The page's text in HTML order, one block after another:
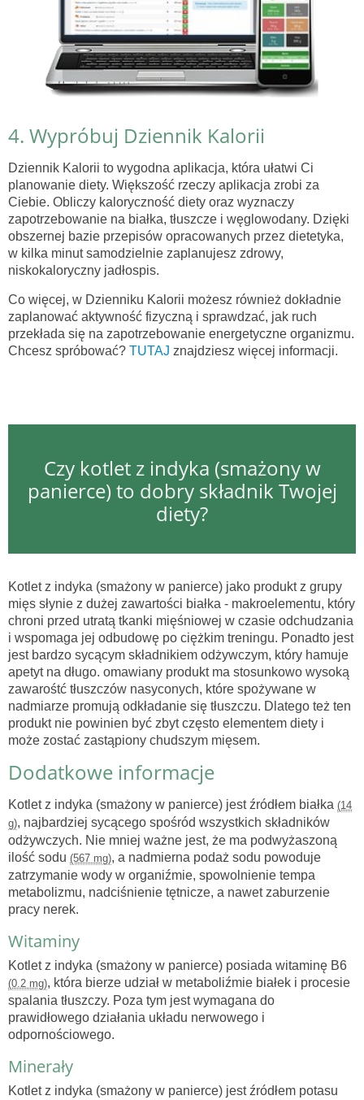
4. Wypróbuj Dziennik Kalorii
Dziennik Kalorii to wygodna aplikacja, która ułatwi Ci
planowanie diety. Większość rzeczy aplikacja zrobi za
Ciebie. Obliczy kaloryczność diety oraz wyznaczy
zapotrzebowanie na białka, tłuszcze i węglowodany. Dzięki
obszernej bazie przepisów opracowanych przez dietetyka,
w kilka minut samodzielnie zaplanujesz zdrowy,
niskokaloryczny jadłospis.
Co więcej, w Dzienniku Kalorii możesz również dokładnie
zaplanować aktywność fizyczną i sprawdzać, jak ruch
przekłada się na zapotrzebowanie energetyczne organizmu.
Chcesz spróbować? TUTAJ znajdziesz więcej informacji.
Czy kotlet z indyka (smażony w
panierce) to dobry składnik Twojej
diety?
Kotlet z indyka (smażony w panierce) jako produkt z grupy
mięs słynie z dużej zawartości białka - makroelementu, który
chroni przed utratą tkanki mięśniowej w czasie odchudzania
i wspomaga jej odbudowę po ciężkim treningu. Ponadto jest
jest bardzo sycącym składnikiem odżywczym, który hamuje
apetyt na długo. omawiany produkt ma stosunkowo wysoką
zawarośtć tłuszczów nasyconych, które spożywane w
nadmiarze promują odkładanie się tłuszczu. Dlatego też ten
produkt nie powinien być zbyt często elementem diety i
może zostać zastąpiony chudszym mięsem.
Dodatkowe informacje
Kotlet z indyka (smażony w panierce) jest źródłem białka (14
g), najbardziej sycącego spośród wszystkich składników
odżywczych. Nie mniej ważne jest, że ma podwyżaszoną
ilość sodu (567 mg), a nadmierna podaż sodu powoduje
zatrzymanie wody w organiźmie, spowolnienie tempa
metabolizmu, nadciśnienie tętnicze, a nawet zaburzenie
pracy nerek.
Witaminy
Kotlet z indyka (smażony w panierce) posiada witaminę B6
(0.2 mg), która bierze udział w metaboliźmie białek i procesie
spalania tłuszczy. Poza tym jest wymagana do
prawidłowego działania układu nerwowego i
odpornościowego.
Minerały
Kotlet z indyka (smażony w panierce) jest źródłem potasu